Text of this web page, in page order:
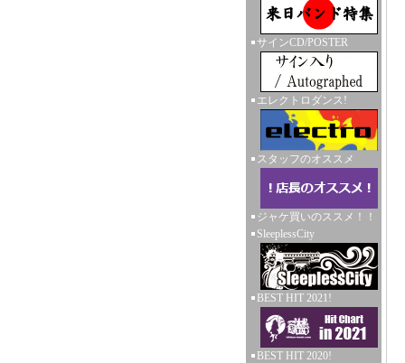
サインCD/POSTER
エレクトロダンス!
スタッフのオススメ
ジャケ買いのススメ！！
SleeplessCity
BEST HIT 2021!
BEST HIT 2020!